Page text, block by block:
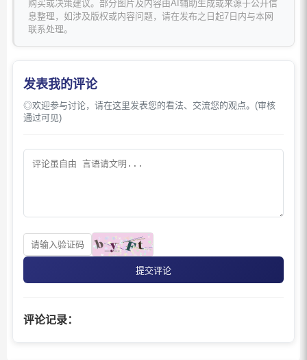
购买或决策建议。部分图片及内容由AI辅助生成或来源于公开信
息整理，如涉及版权或内容问题，请在发布之日起7日内与本网
联系处理。
发表我的评论
◎欢迎参与讨论，请在这里发表您的看法、交流您的观点。(审核
通过可见)
提交评论
评论记录：